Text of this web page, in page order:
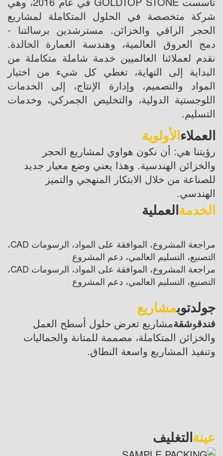
شركة متخصصة في الحلول المتكاملة لمشاريع
الحجر الراقي والخزائن. مسترشدين برسالتنا -
دمج العروق العالمية، وهندسة العمارة الخالدة.
نقدم لعملائنا العالميين خدمة شاملة متكاملة من
البداية إلى النهاية، تغطي كل شيء من اختيار
المواد والتصميم، وإدارة الإنتاج، إلى الخدمات
اللوجستية الدولية، والتخليص الجمركي، وخدمات
التسليم.
العملاءالأولوية
رؤيتنا هي: أن نكون هواوي لمشاريع الحجر
والخزائن الهندسية. وهذا يعني وضع معيار جديد
للصناعة من خلال الابتكار المنهجي والتميز
الهندسي.
الخدمةالعملية
مراجعة المشروع، الموافقة على المواد، الرسومات CAD،
التصنيع، التسليم العالمي، دعم المشروع
مراجعة المشروع، الموافقة على المواد، الرسومات CAD،
التصنيع، التسليم العالمي، دعم المشروع
جولدتوبمشاريع
فندقوشقةمشاريع تعرض حلول أسطح العمل
والخزائن المتكاملة، مصممة للمتانة والجماليات
وتنفيذ المشاريع واسعة النطاق.
عينةالتغليف